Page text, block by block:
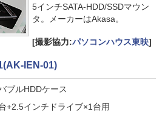
5インチSATA-HDD/SSDマウン
タ。メーカーはAkasa。
[撮影協力:パソコンハウス東映]
IEN-01)
ブルHDDケース
+2.5インチドライブ×1台用